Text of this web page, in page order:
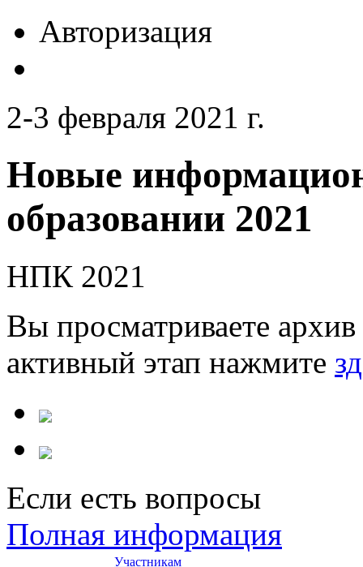
Авторизация
2-3 февраля 2021 г.
Новые
образовании 2021
НПК 2021
Вы просматриваете
активный этап нажмите
Если есть вопросы
Полная информация
Участникам